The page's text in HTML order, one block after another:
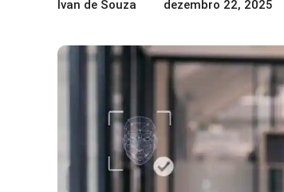
Ivan de Souza dezembro 22, 2025